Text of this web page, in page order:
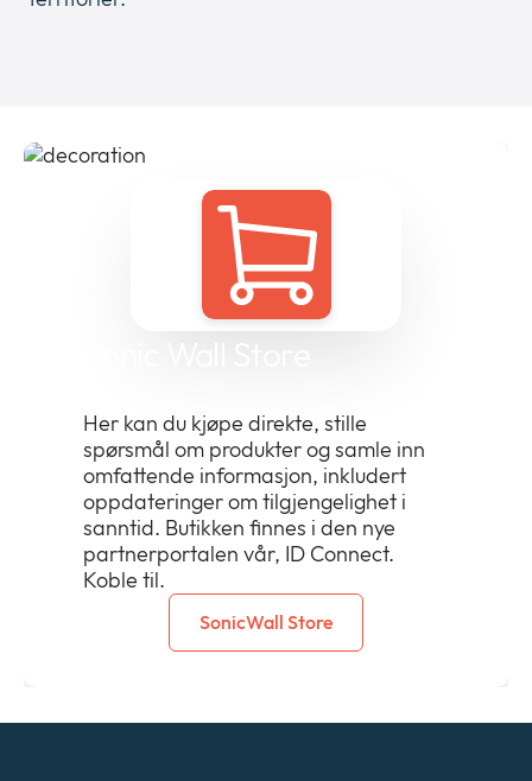
Her kan du kjøpe direkte, stille
spørsmål om produkter og samle inn
omfattende informasjon, inkludert
oppdateringer om tilgjengelighet i
sanntid. Butikken finnes i den nye
partnerportalen vår, ID Connect.
Koble til.
SonicWall Store